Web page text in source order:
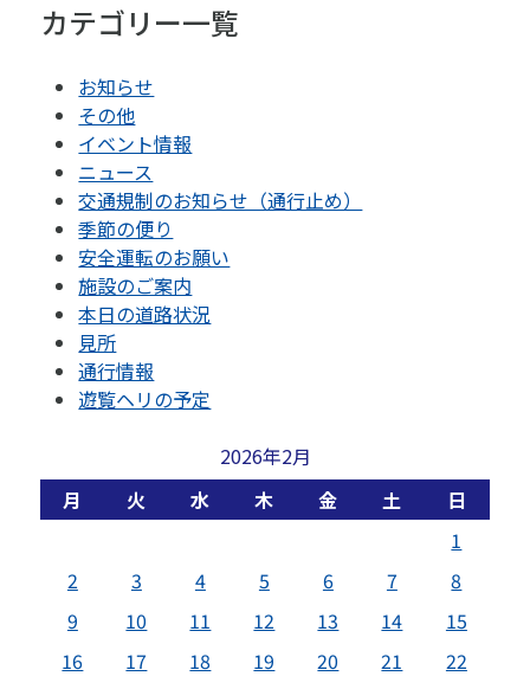
カテゴリー一覧
お知らせ
その他
イベント情報
ニュース
交通規制のお知らせ（通行止め）
季節の便り
安全運転のお願い
施設のご案内
本日の道路状況
見所
通行情報
遊覧ヘリの予定
2026年2月
月
火 水 木 金 土
日
1
2
3 4 5 6 7
8
9
10 11 12 13 14
15
16
17 18 19 20 21
22